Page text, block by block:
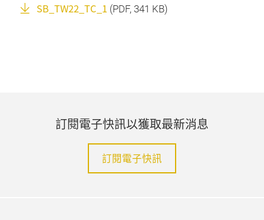
SB_TW22_TC_1 (PDF, 341 KB)
訂閱電子快訊以獲取最新消息
訂閱電子快訊